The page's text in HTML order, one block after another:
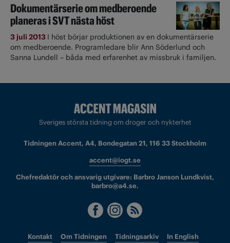
Dokumentärserie om medberoende
planeras i SVT nästa höst
3 juli 2013 I höst börjar produktionen av en dokumentärserie
om medberoende. Programledare blir Ann Söderlund och
Sanna Lundell – båda med erfarenhet av missbruk i familjen.
Sveriges största tidning om droger och nykterhet
Tidningen Accent, A4, Bondegatan 21, 116 33 Stockholm
accent@iogt.se
Chefredaktör och ansvarig utgivare: Barbro Janson Lundkvist,
barbro@a4.se.
Kontakt Om Tidningen Tidningsarkiv In English